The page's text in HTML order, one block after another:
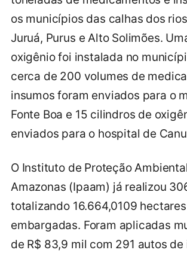
os municípios das calhas dos
Juruá, Purus e Alto Solimões.
oxigênio foi instalada no
cerca de 200 volumes de
insumos foram enviados para o
Fonte Boa e 15 cilindros de
enviados para o hospital de
O Instituto de Proteção
Amazonas (Ipaam) já realizou
totalizando 16.664,0109
embargadas. Foram aplicadas
de R$ 83,9 mil com 291 autos